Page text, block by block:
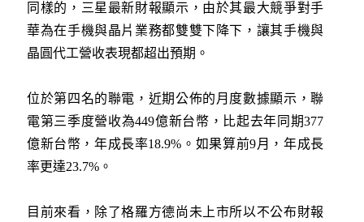
同樣的，三星最新財報顯示，由於其最大競爭對手
華為在手機與晶片業務都雙雙下降下，讓其手機與
晶圓代工營收表現都超出預期。
位於第四名的聯電，近期公佈的月度數據顯示，聯
電第三季度營收為449億新台幣，比起去年同期377
億新台幣，年成長率18.9%。如果算前9月，年成長
率更達23.7%。
目前來看，除了格羅方德尚未上市所以不公布財報